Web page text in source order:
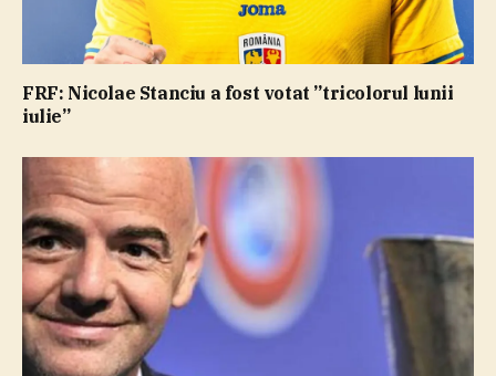
FRF: Nicolae Stanciu a fost votat ”tricolorul lunii
iulie”